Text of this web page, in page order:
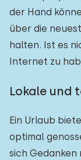
der Hand
über die
halten. Ist es
Internet zu
Lokale und
Ein Urlaub
optimal
sich Gedanken